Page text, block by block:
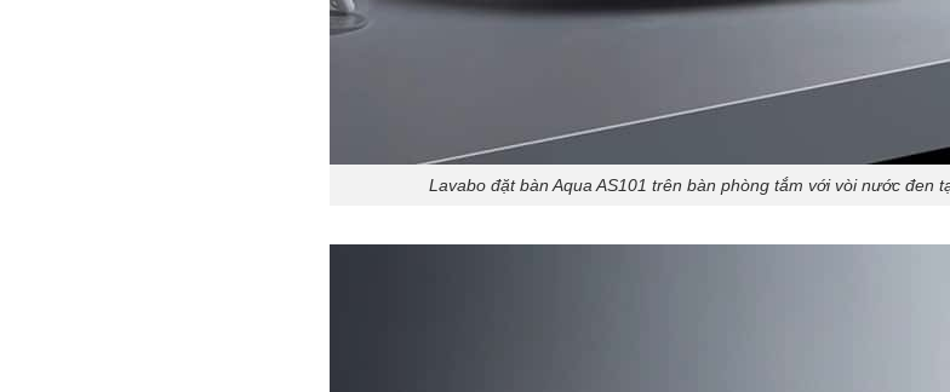
Lavabo đặt bàn Aqua AS101 trên bàn phòng tắm với vòi nước đen